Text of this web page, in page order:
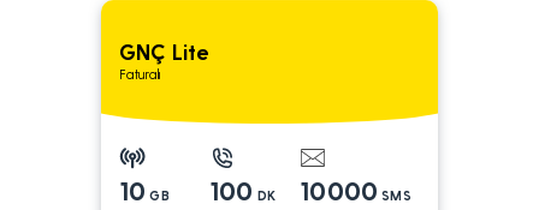
GNÇ Lite
Faturalı
10 GB 100 DK 10000 SMS